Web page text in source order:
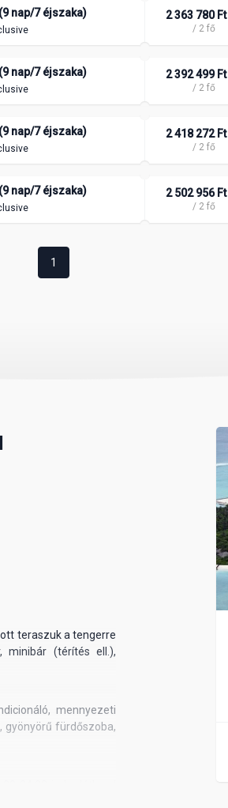
nap/7 éjszaka) 2 363 780 Ft
/ 2 fő
nap/7 éjszaka) 2 392 499 Ft
/ 2 fő
nap/7 éjszaka) 2 418 272 Ft
/ 2 fő
nap/7 éjszaka) 2 502 956 Ft
/ 2 fő
1
teraszuk a tengerre
minibár (térítés ell.),
mennyezeti
gyönyörű fürdőszoba,